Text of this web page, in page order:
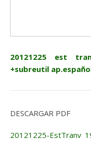
20121225 est
+subreutil
DESCARGAR PDF
20121225-EstTranv